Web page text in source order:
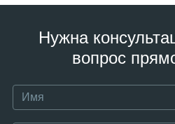
Нужна
вопрос